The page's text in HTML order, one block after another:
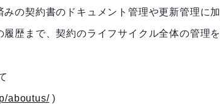
みの契約書のドキュメント管理や更新管理に
歴まで、契約のライフサイクル全体の管理を
aboutus/)